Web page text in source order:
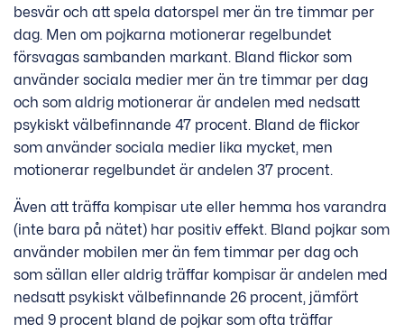
besvär och att spela datorspel mer än tre timmar per
dag. Men om pojkarna motionerar regelbundet
försvagas sambanden markant. Bland flickor som
använder sociala medier mer än tre timmar per dag
och som aldrig motionerar är andelen med nedsatt
psykiskt välbefinnande 47 procent. Bland de flickor
som använder sociala medier lika mycket, men
motionerar regelbundet är andelen 37 procent.
Även att träffa kompisar ute eller hemma hos varandra
(inte bara på nätet) har positiv effekt. Bland pojkar som
använder mobilen mer än fem timmar per dag och
som sällan eller aldrig träffar kompisar är andelen med
nedsatt psykiskt välbefinnande 26 procent, jämfört
med 9 procent bland de pojkar som ofta träffar